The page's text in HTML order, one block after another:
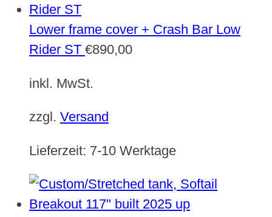
Lower frame cover + Crash Bar Low
Rider ST €890,00
inkl. MwSt.
zzgl. Versand
Lieferzeit: 7-10 Werktage